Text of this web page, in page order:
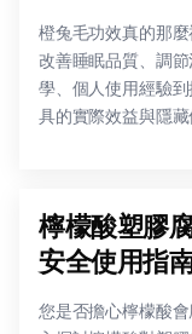
橙兔毛功效真的那
改善睡眠品質、調
學、個人使用經驗
具的實際效益與隱藏
檸檬酸塑膠
安全使用指
您是否擔心檸檬酸